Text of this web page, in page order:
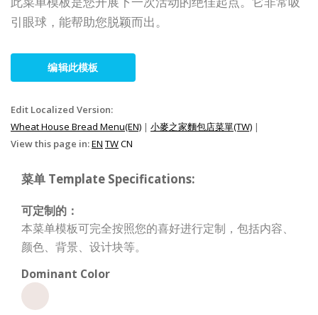
引眼球，能帮助您脱颖而出。
编辑此模板
Edit Localized Version:
Wheat House Bread Menu(EN) | 小麥之家麵包店菜單(TW) |
View this page in:EN TWCN
菜单 Template Specifications:
可定制的：
本菜单模板可完全按照您的喜好进行定制，包括内容、
颜色、背景、设计块等。
Dominant Color